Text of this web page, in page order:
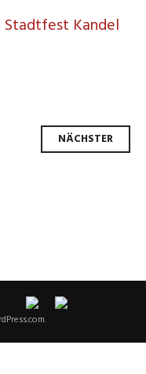
Stadtfest Kandel
NÄCHSTER
.